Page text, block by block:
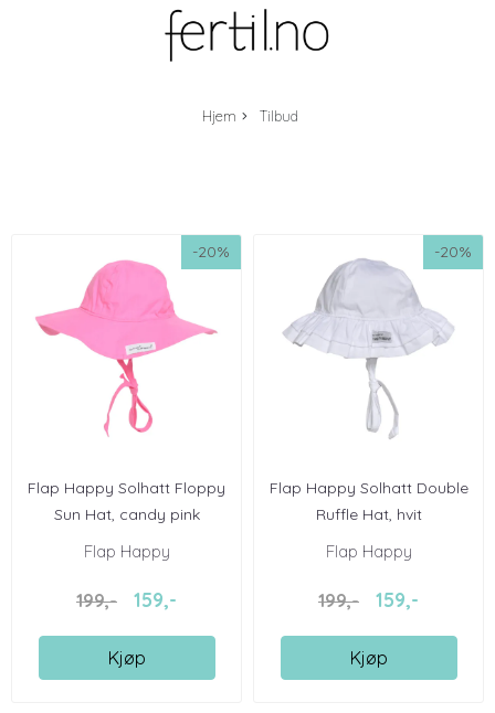
Hjem Tilbud
-20%
Flap Happy Solhatt Floppy
Sun Hat, candy pink
Flap Happy
199,- 159,-
Kjøp
-20%
Flap Happy Solhatt Double
Ruffle Hat, hvit
Flap Happy
199,- 159,-
Kjøp